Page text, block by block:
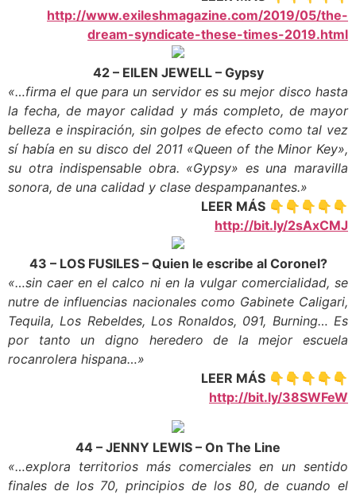
http://www.exileshmagazine.com/2019/05/the-
dream-syndicate-these-times-2019.html
42 – EILEN JEWELL – Gypsy
«…firma el que para un servidor es su mejor disco hasta
la fecha, de mayor calidad y más completo, de mayor
belleza e inspiración, sin golpes de efecto como tal vez
sí había en su disco del 2011 «Queen of the Minor Key»,
su otra indispensable obra. «Gypsy» es una maravilla
sonora, de una calidad y clase despampanantes.»
LEER MÁS 👇👇👇👇👇
http://bit.ly/2sAxCMJ
43 – LOS FUSILES – Quien le escribe al Coronel?
«…sin caer en el calco ni en la vulgar comercialidad, se
nutre de influencias nacionales como Gabinete Caligari,
Tequila, Los Rebeldes, Los Ronaldos, 091, Burning… Es
por tanto un digno heredero de la mejor escuela
rocanrolera hispana…»
LEER MÁS 👇👇👇👇👇
http://bit.ly/38SWFeW
44 – JENNY LEWIS – On The Line
«…explora territorios más comerciales en un sentido
finales de los 70, principios de los 80, de cuando el